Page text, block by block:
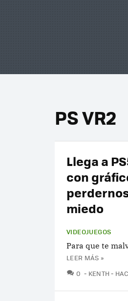
PS VR2
Llega a
con
miedo
VIDEOJUEGOS
Para que te
LEER MÁS »
0
KENTH